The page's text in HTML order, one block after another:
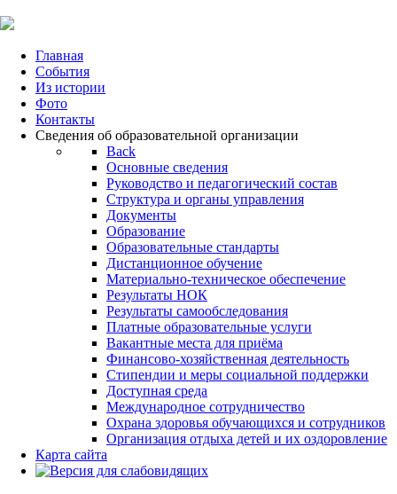
Главная
События
Из истории
Фото
Контакты
Сведения об образовательной организации
Back
Основные сведения
Руководство и педагогический состав
Структура и органы управления
Документы
Образование
Образовательные стандарты
Дистанционное обучение
Материально-техническое обеспечение
Результаты НОК
Результаты самообследования
Платные образовательные услуги
Вакантные места для приёма
Финансово-хозяйственная деятельность
Стипендии и меры социальной поддержки
Доступная среда
Международное сотрудничество
Охрана здоровья обучающихся и сотрудников
Организация отдыха детей и их оздоровление
Карта сайта